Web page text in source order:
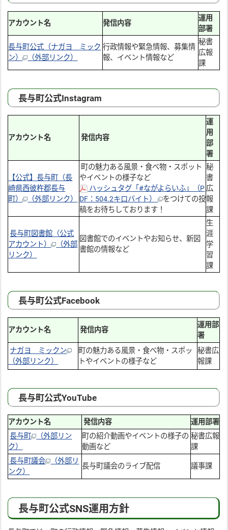
アカウント名 発信内容
運用
部署
長与町公式（ナガヨ ミック
ン）
（外部リンク）
行政情報や緊急情報、募集情
報、イベント情報など
秘書
広報
課
長与町公式Instagram
アカウント名 発信内容
運
用
部
署
【公式】長与町（長
崎県西彼杵郡長与
町）
（外部リンク）
町の魅力ある風景・食べ物・スポット
やイベントの様子など
ハッシュタグ「#ながよらいふ」（P
DF：504.2キロバイト）
をつけての投
稿をお待ちしております！
秘
書
広
報
課
長与町図書館（公式
アカウント）
（外部
リンク）
図書館でのイベントやお知らせ、新図
書館の情報など
生
涯
学
習
課
長与町公式Facebook
アカウント名 発信内容
運用部
署
ナガヨ ミックン
（外部リンク）
町の魅力ある風景・食べ物・スポッ
トやイベントの様子など
秘書広
報課
長与町公式YouTube
アカウント名 発信内容
運用部署
長与町
（外部リン
ク）
町の紹介動画やイベントの様子の
動画など
秘書広報
課
長与町議会
（外部リ
ンク）
長与町議会のライブ配信 議事課
長与町公式SNS運用方針